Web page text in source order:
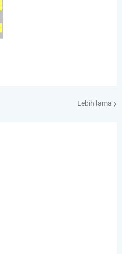
Lebih lama